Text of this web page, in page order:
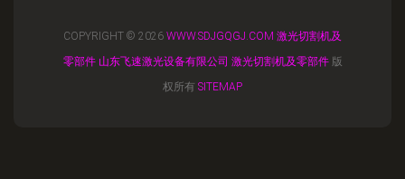
COPYRIGHT © 2026 WWW.SDJGQGJ.COM 激光切割机及
零部件 山东飞速激光设备有限公司 激光切割机及零部件版
权所有 SITEMAP